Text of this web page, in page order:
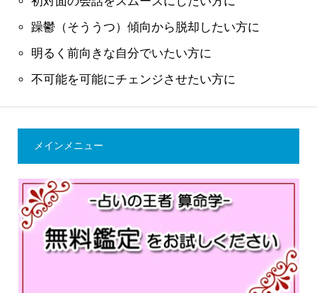
躁鬱（そううつ）傾向から脱却したい方に
明るく前向きな自分でいたい方に
不可能を可能にチェンジさせたい方に
メインメニュー